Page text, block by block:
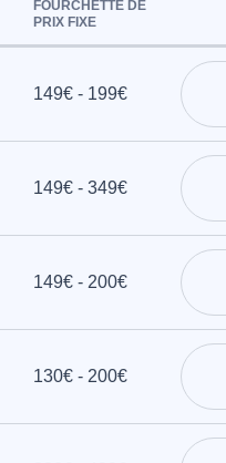
FOURCHETTE DE
PRIX FIXE
149€ - 199€
149€ - 349€
149€ - 200€
130€ - 200€